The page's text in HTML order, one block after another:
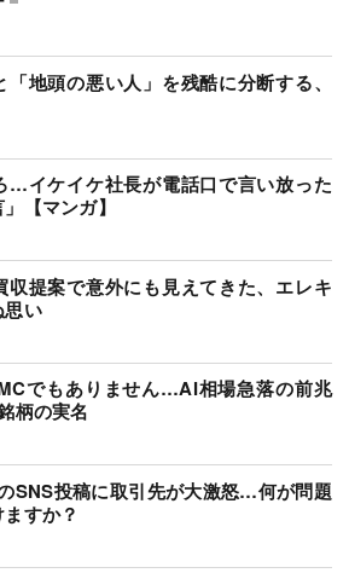
「地頭の悪い人」を残酷に分断する、
…イケイケ社長が電話口で言い放った
【マンガ】
収提案で意外にも見えてきた、エレキ
思い
でもありません…AI相場急落の前兆
柄の実名
SNS投稿に取引先が大激怒…何が問題
すか？